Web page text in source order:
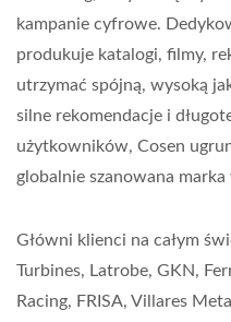
kampanie cyfrowe.
produkuje katalogi, filmy,
utrzymać spójną, wysoką
silne rekomendacje i
użytkowników, Cosen
globalnie szanowana
Główni klienci na całym
Turbines, Latrobe, GKN,
Racing, FRISA, Villares